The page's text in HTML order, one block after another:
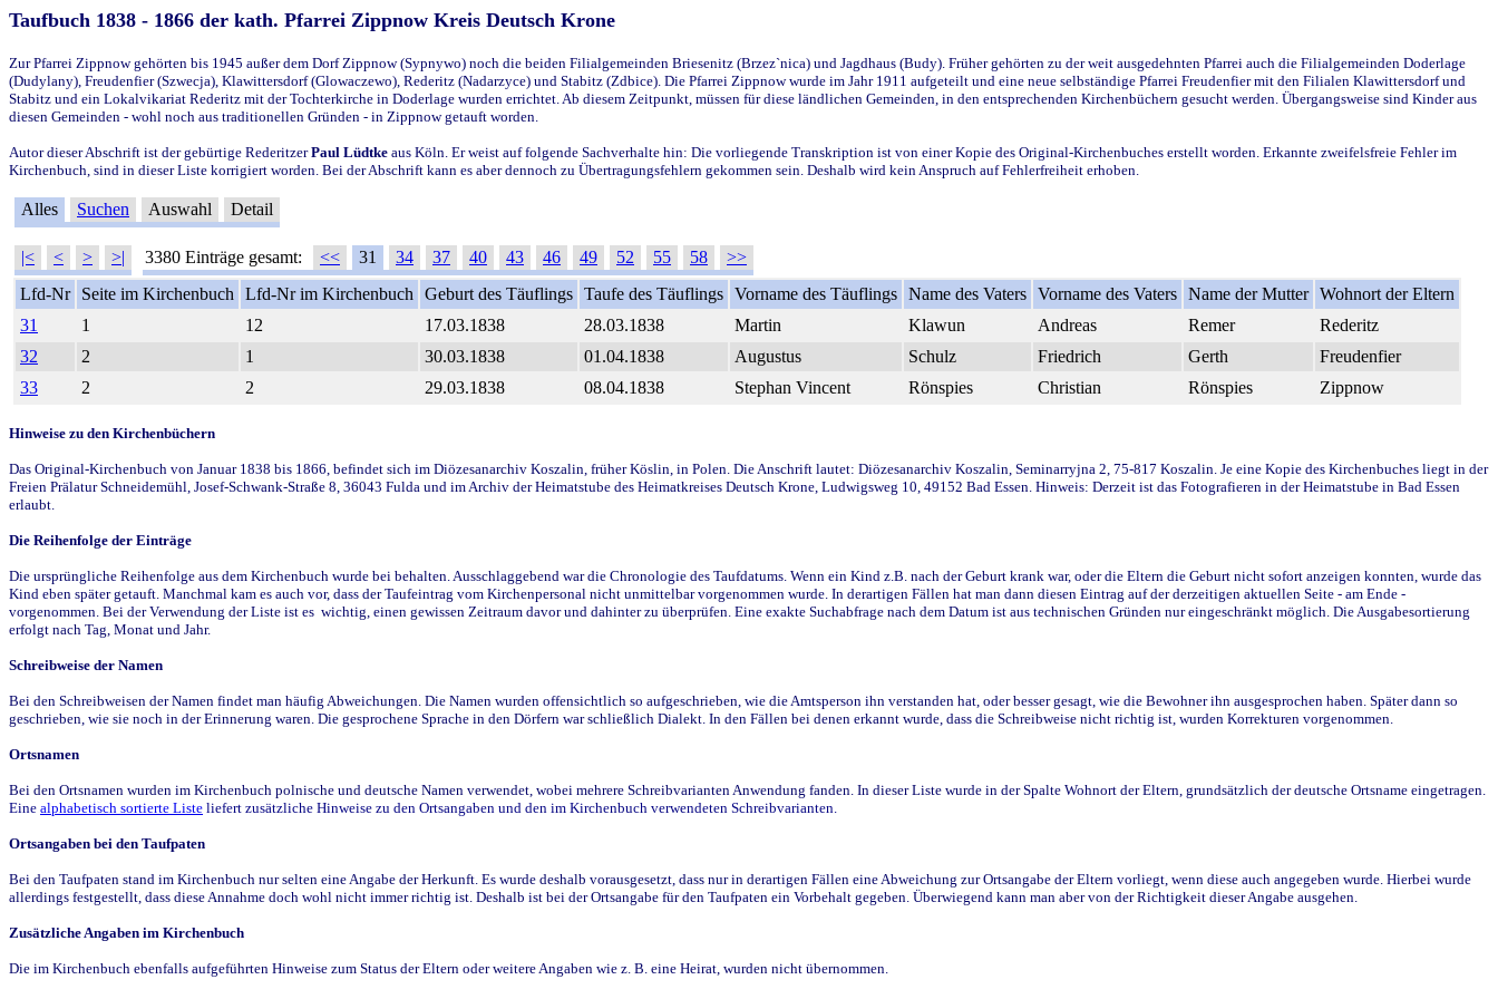
Taufbuch 1838 - 1866 der kath. Pfarrei Zippnow Kreis Deutsch Krone
Zur Pfarrei Zippnow gehörten bis 1945 außer dem Dorf Zippnow (Sypnywo) noch die beiden Filialgemeinden Briesenitz (Brzez`nica) und Jagdhaus (Budy). Früher gehörten zu der weit ausgedehnten Pfarrei auch die Filialgemeinden Doderlage
(Dudylany), Freudenfier (Szwecja), Klawittersdorf (Glowaczewo), Rederitz (Nadarzyce) und Stabitz (Zdbice). Die Pfarrei Zippnow wurde im Jahr 1911 aufgeteilt und eine neue selbständige Pfarrei Freudenfier mit den Filialen Klawittersdorf und
Stabitz und ein Lokalvikariat Rederitz mit der Tochterkirche in Doderlage wurden errichtet. Ab diesem Zeitpunkt, müssen für diese ländlichen Gemeinden, in den entsprechenden Kirchenbüchern gesucht werden. Übergangsweise sind Kinder aus
diesen Gemeinden - wohl noch aus traditionellen Gründen - in Zippnow getauft worden.
Autor dieser Abschrift ist der gebürtige RederitzerPaul Lüdtke aus Köln. Er weist auf folgende Sachverhalte hin: Die vorliegende Transkription ist von einer Kopie des Original-Kirchenbuches erstellt worden. Erkannte zweifelsfreie Fehler im
Kirchenbuch, sind in dieser Liste korrigiert worden. Bei der Abschrift kann es aber dennoch zu Übertragungsfehlern gekommen sein. Deshalb wird kein Anspruch auf Fehlerfreiheit erhoben.
Alles Suchen Auswahl Detail
|< < > >| 3380 Einträge gesamt: << 31 34 37 40 43 46 49 52 55 58
>>
Lfd-Nr
Seite im Kirchenbuch Lfd-Nr im Kirchenbuch Geburt des Täuflings Taufe des Täuflings Vorname des Täuflings Name des Vaters Vorname des Vaters Name der Mutter Wohnort der Eltern
31
1 12 17.03.1838 28.03.1838 Martin Klawun Andreas Remer
Rederitz
32
2 1 30.03.1838 01.04.1838 Augustus Schulz Friedrich Gerth
Freudenfier
33
2 2 29.03.1838 08.04.1838 Stephan Vincent Rönspies Christian Rönspies Zippnow
Hinweise zu den Kirchenbüchern
Das Original-Kirchenbuch von Januar 1838 bis 1866, befindet sich im Diözesanarchiv Koszalin, früher Köslin, in Polen. Die Anschrift lautet: Diözesanarchiv Koszalin, Seminarryjna 2, 75-817 Koszalin. Je eine Kopie des Kirchenbuches liegt in der
Freien Prälatur Schneidemühl, Josef-Schwank-Straße 8, 36043 Fulda und im Archiv der Heimatstube des Heimatkreises Deutsch Krone, Ludwigsweg 10, 49152 Bad Essen. Hinweis: Derzeit ist das Fotografieren in der Heimatstube in Bad Essen
erlaubt.
Die Reihenfolge der Einträge
Die ursprüngliche Reihenfolge aus dem Kirchenbuch wurde bei behalten. Ausschlaggebend war die Chronologie des Taufdatums. Wenn ein Kind z.B. nach der Geburt krank war, oder die Eltern die Geburt nicht sofort anzeigen konnten, wurde das
Kind eben später getauft. Manchmal kam es auch vor, dass der Taufeintrag vom Kirchenpersonal nicht unmittelbar vorgenommen wurde. In derartigen Fällen hat man dann diesen Eintrag auf der derzeitigen aktuellen Seite - am Ende -
vorgenommen. Bei der Verwendung der Liste ist es wichtig, einen gewissen Zeitraum davor und dahinter zu überprüfen. Eine exakte Suchabfrage nach dem Datum ist aus technischen Gründen nur eingeschränkt möglich. Die Ausgabesortierung
erfolgt nach Tag, Monat und Jahr.
Schreibweise der Namen
Bei den Schreibweisen der Namen findet man häufig Abweichungen. Die Namen wurden offensichtlich so aufgeschrieben, wie die Amtsperson ihn verstanden hat, oder besser gesagt, wie die Bewohner ihn ausgesprochen haben. Später dann so
geschrieben, wie sie noch in der Erinnerung waren. Die gesprochene Sprache in den Dörfern war schließlich Dialekt. In den Fällen bei denen erkannt wurde, dass die Schreibweise nicht richtig ist, wurden Korrekturen vorgenommen.
Ortsnamen
Bei den Ortsnamen wurden im Kirchenbuch polnische und deutsche Namen verwendet, wobei mehrere Schreibvarianten Anwendung fanden. In dieser Liste wurde in der Spalte Wohnort der Eltern, grundsätzlich der deutsche Ortsname eingetragen.
Eine alphabetisch sortierte Liste liefert zusätzliche Hinweise zu den Ortsangaben und den im Kirchenbuch verwendeten Schreibvarianten.
Ortsangaben bei den Taufpaten
Bei den Taufpaten stand im Kirchenbuch nur selten eine Angabe der Herkunft. Es wurde deshalb vorausgesetzt, dass nur in derartigen Fällen eine Abweichung zur Ortsangabe der Eltern vorliegt, wenn diese auch angegeben wurde. Hierbei wurde
allerdings festgestellt, dass diese Annahme doch wohl nicht immer richtig ist. Deshalb ist bei der Ortsangabe für den Taufpaten ein Vorbehalt gegeben. Überwiegend kann man aber von der Richtigkeit dieser Angabe ausgehen.
Zusätzliche Angaben im Kirchenbuch
Die im Kirchenbuch ebenfalls aufgeführten Hinweise zum Status der Eltern oder weitere Angaben wie z. B. eine Heirat, wurden nicht übernommen.